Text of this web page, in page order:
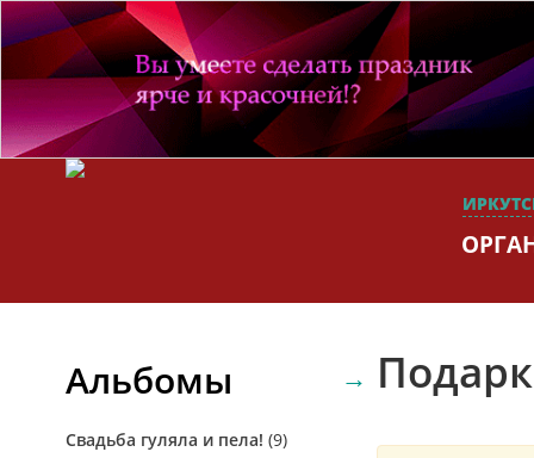
Альбомы
Свадьба гуляла и пела! (9)